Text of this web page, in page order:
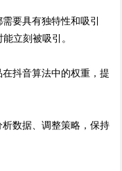
要具有独特性和吸引
立刻被吸引。
抖音算法中的权重，提
数据、调整策略，保持